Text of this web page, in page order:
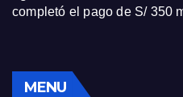
completó el pago de S/ 350
MENU